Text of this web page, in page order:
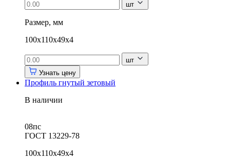
шт
Размер, мм
100х110х49х4
шт
Узнать цену
Профиль гнутый зетовый
В наличии
08пс
ГОСТ 13229-78
100х110х49х4